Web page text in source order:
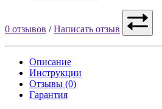
0 отзывов /Написать отзыв
Описание
Инструкции
Отзывы (0)
Гарантия